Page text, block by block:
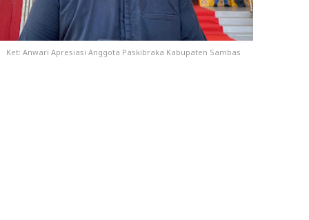
Ket: Anwari Apresiasi Anggota Paskibraka Kabupaten Sambas